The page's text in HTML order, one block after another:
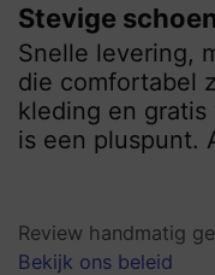
Stevige
Snelle levering,
die comfortabel
kleding en
is een pluspunt.
Review handmatig
Bekijk ons beleid